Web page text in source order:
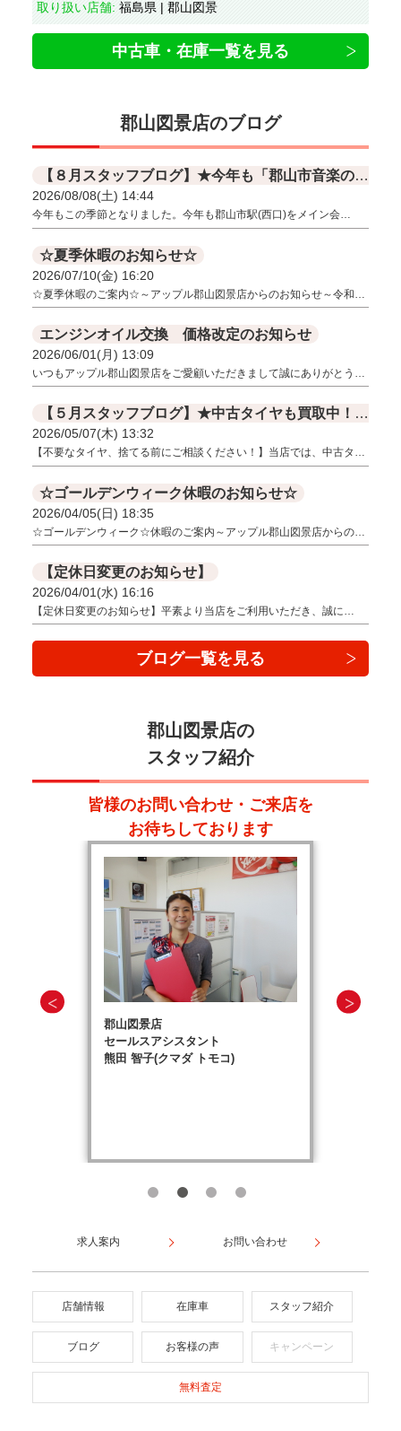
取り扱い店舗: 福島県 | 郡山図景
中古車・在庫一覧を見る
郡山図景店のブログ
【８月スタッフブログ】★今年も「郡山市音楽の日」に開催します！！
2026/08/08(土) 14:44
今年もこの季節となりました。今年も郡山市駅(西口)をメイン会…
☆夏季休暇のお知らせ☆
2026/07/10(金) 16:20
☆夏季休暇のご案内☆～アップル郡山図景店からのお知らせ～令和…
エンジンオイル交換 価格改定のお知らせ
2026/06/01(月) 13:09
いつもアップル郡山図景店をご愛顧いただきまして誠にありがとう…
【５月スタッフブログ】★中古タイヤも買取中！！★【アルミのみでも買取ＯＫ☺】
2026/05/07(木) 13:32
【不要なタイヤ、捨てる前にご相談ください！】当店では、中古タ…
☆ゴールデンウィーク休暇のお知らせ☆
2026/04/05(日) 18:35
☆ゴールデンウィーク☆休暇のご案内～アップル郡山図景店からの…
【定休日変更のお知らせ】
2026/04/01(水) 16:16
【定休日変更のお知らせ】​平素より当店をご利用いただき、誠に…
ブログ一覧を見る
郡山図景店の
スタッフ紹介
皆様のお問い合わせ・ご来店を
お待ちしております
郡山図景店
セールスアシスタント
熊田 智子(クマダ トモコ)
求人案内 お問い合わせ
店舗情報 在庫車 スタッフ紹介
ブログ お客様の声 キャンペーン
無料査定